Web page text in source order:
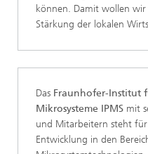
können. Damit wollen
Stärkung der lokalen
Das Fraunhofer-Institut
Mikrosysteme IPMS mit
und Mitarbeitern steht
Entwicklung in den